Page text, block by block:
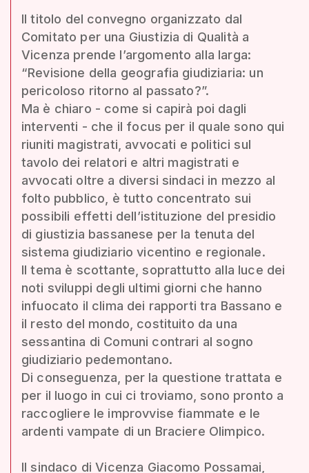
Il titolo del convegno organizzato dal
Comitato per una Giustizia di Qualità a
Vicenza prende l’argomento alla larga:
“Revisione della geografia giudiziaria: un
pericoloso ritorno al passato?”.
Ma è chiaro - come si capirà poi dagli
interventi - che il focus per il quale sono qui
riuniti magistrati, avvocati e politici sul
tavolo dei relatori e altri magistrati e
avvocati oltre a diversi sindaci in mezzo al
folto pubblico, è tutto concentrato sui
possibili effetti dell’istituzione del presidio
di giustizia bassanese per la tenuta del
sistema giudiziario vicentino e regionale.
Il tema è scottante, soprattutto alla luce dei
noti sviluppi degli ultimi giorni che hanno
infuocato il clima dei rapporti tra Bassano e
il resto del mondo, costituito da una
sessantina di Comuni contrari al sogno
giudiziario pedemontano.
Di conseguenza, per la questione trattata e
per il luogo in cui ci troviamo, sono pronto a
raccogliere le improvvise fiammate e le
ardenti vampate di un Braciere Olimpico.
Il sindaco di Vicenza Giacomo Possamai,